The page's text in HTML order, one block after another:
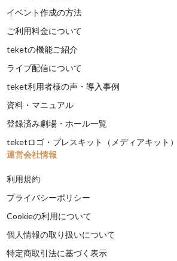
イベント作成の方法
ご利用料金について
teketの機能ご紹介
ライブ配信について
teket利用者様の声・導入事例
資料・マニュアル
登録済み劇場・ホール一覧
teketロゴ・プレスキット（メディアキット）
運営会社情報
利用規約
プライバシーポリシー
Cookieの利用について
個人情報の取り扱いについて
特定商取引法に基づく表示